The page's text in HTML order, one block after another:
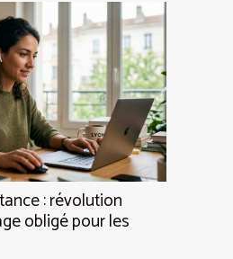
: révolution
obligé pour les